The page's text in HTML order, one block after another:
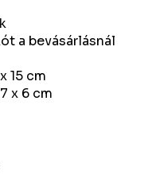
a bevásárlásnál
15 cm
x 6 cm